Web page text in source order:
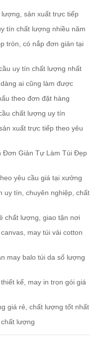
sản xuất trực tiếp
tín chất lượng nhiều năm
tròn, có nắp đơn giản tại
uy tín chất lượng nhất
ai cũng làm được
theo đơn đặt hàng
chất lượng uy tín
xuất trực tiếp theo yêu
Đơn Giản Tự Làm Túi Đẹp
yêu cầu giá tại xưởng
uy tín, chuyên nghiệp, chất
chất lượng, giao tận nơi
may túi vải cotton
may balo túi da số lượng
kế, may in trọn gói giá
giá rẻ, chất lượng tốt nhất
lượng